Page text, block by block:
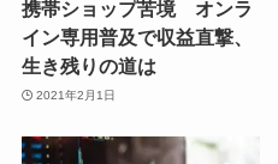
携帯ショップ苦境 オンラ
イン専用普及で収益直撃、
生き残りの道は
2021年2月1日